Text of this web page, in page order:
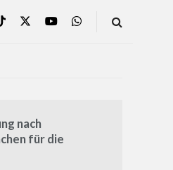
nach
für die